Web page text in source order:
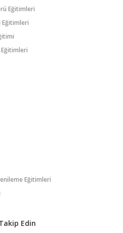
Eğitimleri
Eğitimleri
Eğitimleri
Edin